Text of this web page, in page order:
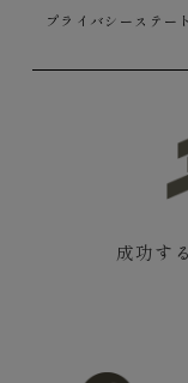
試して合わない方
プライバシーステー
成功す